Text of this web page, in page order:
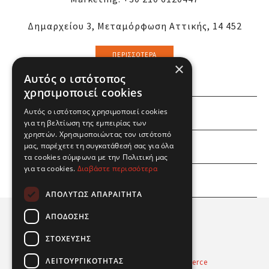
Δημαρχείου 3, Μεταμόρφωση Αττικής, 14 452
ΠΕΡΙΣΣΌΤΕΡΑ
ΕΜΕΙΣ
ΕΣΕΙΣ
Powered byRadicode nopCommerce
×
Αυτός ο ιστότοπος
χρησιμοποιεί cookies
Αυτός ο ιστότοπος χρησιμοποιεί cookies
για τη βελτίωση της εμπειρίας των
χρηστών. Χρησιμοποιώντας τον ιστότοπό
μας, παρέχετε τη συγκατάθεσή σας για όλα
τα cookies σύμφωνα με την Πολιτική μας
για τα cookies. Διαβάστε περισσότερα
ΑΠΟΛΎΤΩΣ ΑΠΑΡΑΊΤΗΤΑ
ΑΠΌΔΟΣΗΣ
ΣΤΌΧΕΥΣΗΣ
ΛΕΙΤΟΥΡΓΙΚΌΤΗΤΑΣ